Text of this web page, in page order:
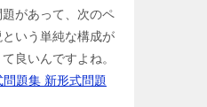
があって、次のペ
いう単純な構成が
良いんですよね。
題集 新形式問題